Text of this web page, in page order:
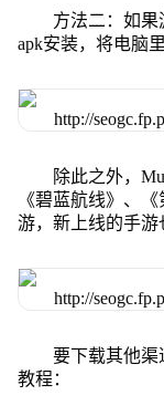
方法二：如
apk安装，将电脑
除此之外，
《碧蓝航线》、
游，新上线的手游
要下载其他渠
教程：